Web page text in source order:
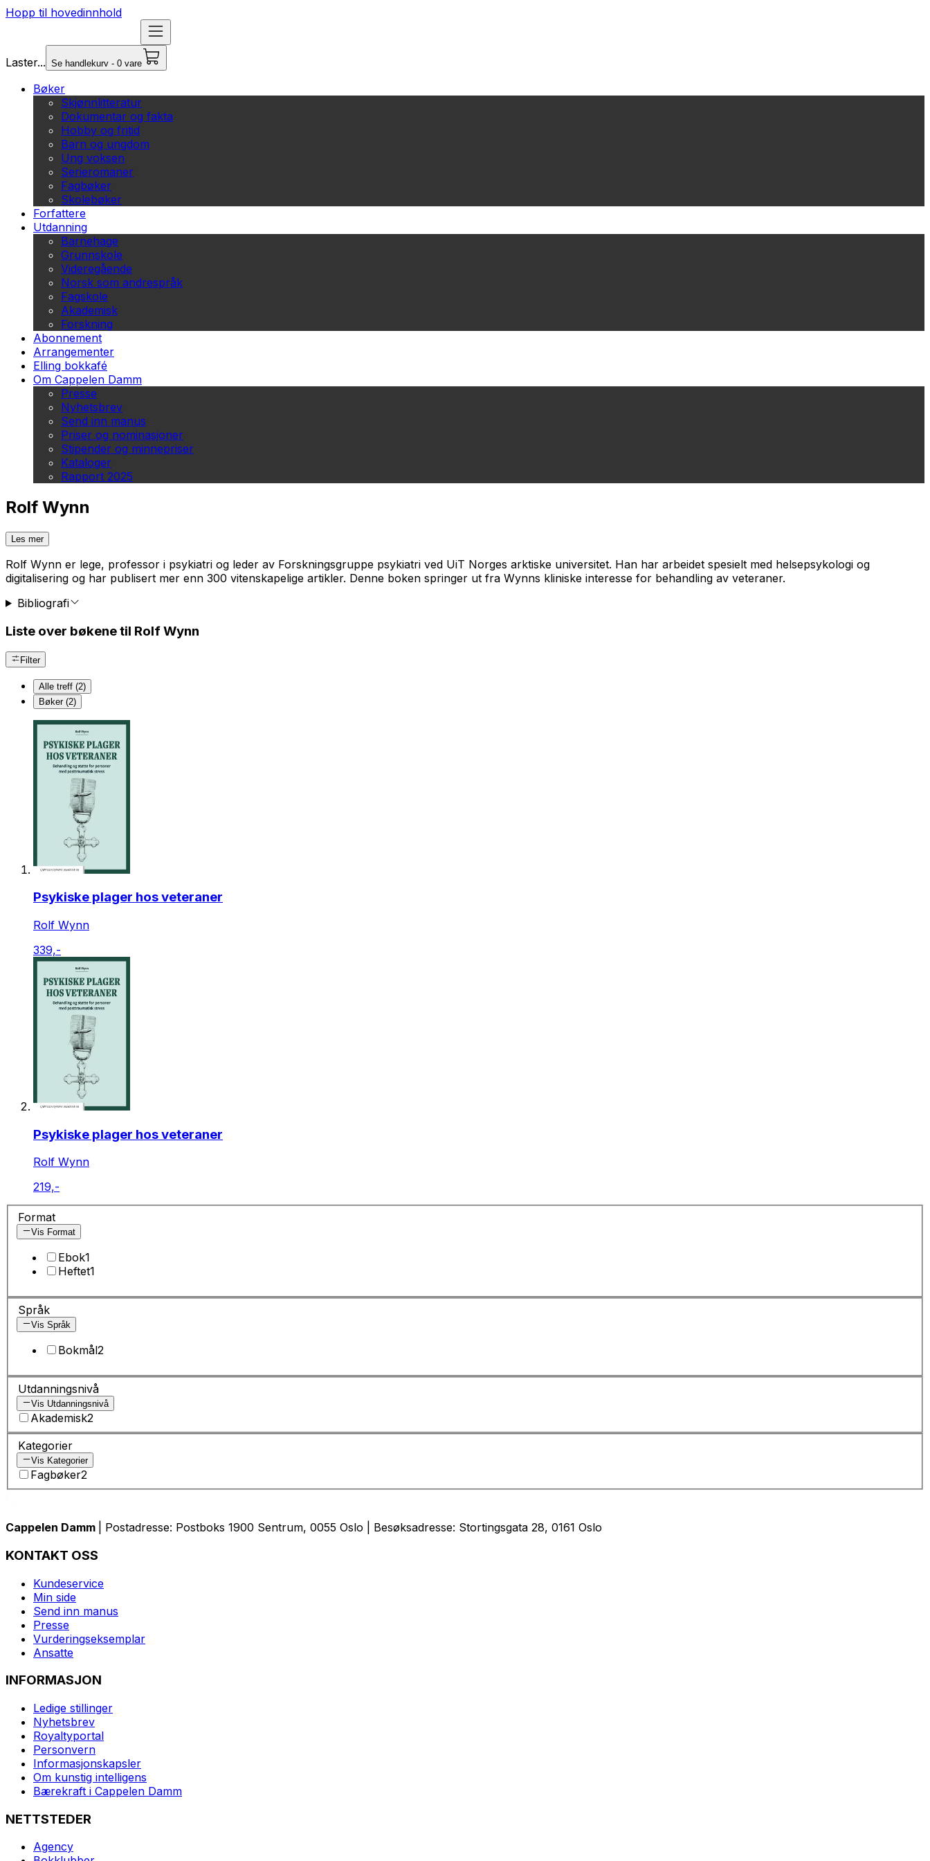
Hopp til hovedinnhold
Laster... Se handlekurv - 0 vare
Bøker
Skjønnlitteratur
Dokumentar og fakta
Hobby og fritid
Barn og ungdom
Ung voksen
Serieromaner
Fagbøker
Skolebøker
Forfattere
Utdanning
Barnehage
Grunnskole
Videregående
Norsk som andrespråk
Fagskole
Akademisk
Forskning
Abonnement
Arrangementer
Elling bokkafé
Om Cappelen Damm
Presse
Nyhetsbrev
Send inn manus
Priser og nominasjoner
Stipender og minnepriser
Kataloger
Rapport 2025
Rolf Wynn
Les mer
Rolf Wynn er lege, professor i psykiatri og leder av Forskningsgruppe psykiatri ved UiT Norges arktiske universitet. Han har arbeidet spesielt med helsepsykologi og
digitalisering og har publisert mer enn 300 vitenskapelige artikler. Denne boken springer ut fra Wynns kliniske interesse for behandling av veteraner.
Bibliografi
Liste over bøkene til Rolf Wynn
Filter
Alle treff (2)
Bøker (2)
Psykiske plager hos veteraner
Rolf Wynn
339,-
Psykiske plager hos veteraner
Rolf Wynn
219,-
Format
Vis Format
Ebok1
Heftet1
Språk
Vis Språk
Bokmål2
Utdanningsnivå
Vis Utdanningsnivå
Akademisk2
Kategorier
Vis Kategorier
Fagbøker2
Cappelen Damm | Postadresse: Postboks 1900 Sentrum, 0055 Oslo | Besøksadresse: Stortingsgata 28, 0161 Oslo
KONTAKT OSS
Kundeservice
Min side
Send inn manus
Presse
Vurderingseksemplar
Ansatte
INFORMASJON
Ledige stillinger
Nyhetsbrev
Royaltyportal
Personvern
Informasjonskapsler
Om kunstig intelligens
Bærekraft i Cappelen Damm
NETTSTEDER
Agency